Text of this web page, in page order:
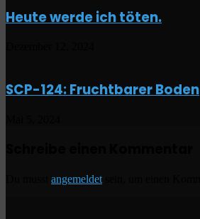
Heute werde ich töten.
SCP-124: Fruchtbarer Boden
angemeldet